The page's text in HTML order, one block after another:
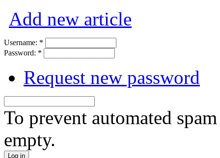
Add new article
Username: *
Password: *
Request new password
To prevent automated
empty.